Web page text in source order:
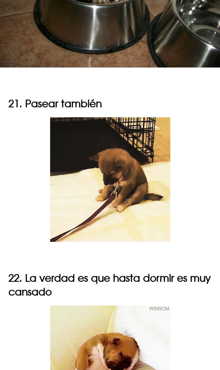
21. Pasear también
22. La verdad es que hasta dormir es muy
cansado